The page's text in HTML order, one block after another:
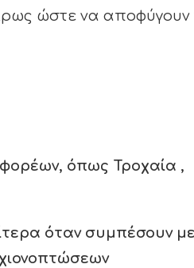
ώστε να αποφύγουν
όπως Τροχαία ,
όταν συμπέσουν με